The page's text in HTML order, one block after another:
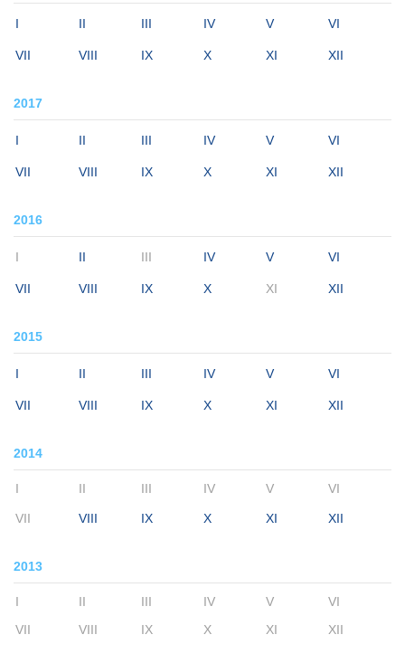
I II III IV V VI
VII VIII IX X XI XII
2017
I II III IV V VI
VII VIII IX X XI XII
2016
I II III IV V VI
VII VIII IX X XI XII
2015
I II III IV V VI
VII VIII IX X XI XII
2014
I II III IV V VI
VII VIII IX X XI XII
2013
I II III IV V
VI
VII
VIII IX X XI XII